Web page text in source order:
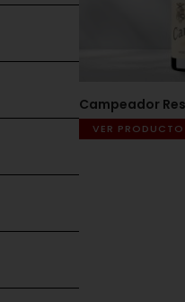
Campeador
VER PRODUCTO